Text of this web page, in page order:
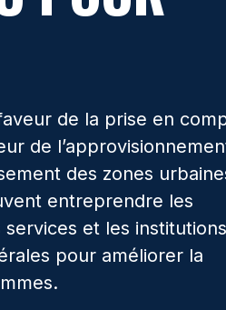
de la prise en
de
des zones
entreprendre les
et les institutions
pour améliorer la